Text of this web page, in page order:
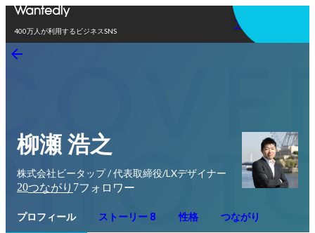
400万人が利用するビジネスSNS
アプリを使う
柳瀬 浩之
株式会社ビータップ / 代表取締役/LXデザイナー
20つながり 7フォロワー
プロフィール ストーリー 8 性格 つながり